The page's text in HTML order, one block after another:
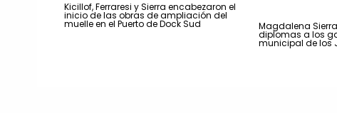
Kicillof, Ferraresi y Sierra encabezaron el
inicio de las obras de ampliación del
muelle en el Puerto de Dock Sud Magdalena
diplomas a los
municipal de los